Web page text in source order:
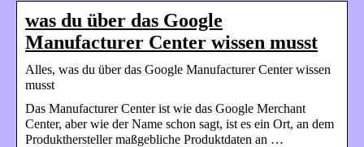
was du über das Google
Manufacturer Center wissen musst
Alles, was du über das Google Manufacturer Center wissen
musst
Das Manufacturer Center ist wie das Google Merchant
Center, aber wie der Name schon sagt, ist es ein Ort, an dem
Produkthersteller maßgebliche Produktdaten an …